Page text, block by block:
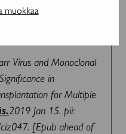
muokkaa
Virus and Monoclonal
in
for Multiple
2019 Jan 15. pii:
[Epub ahead of